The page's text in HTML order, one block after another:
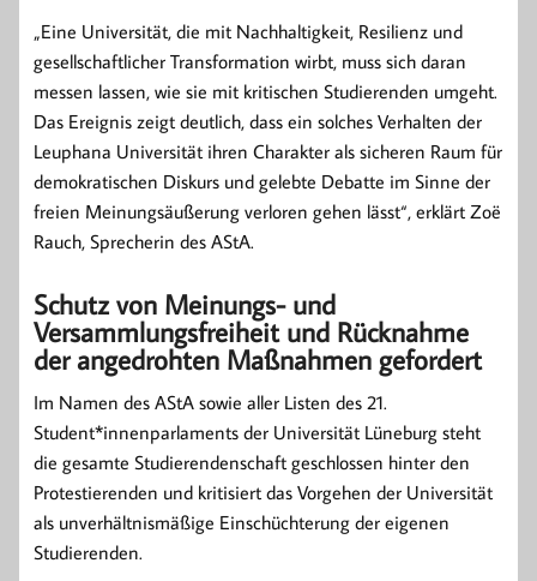
„Eine Universität, die mit Nachhaltigkeit, Resilienz und
gesellschaftlicher Transformation wirbt, muss sich daran
messen lassen, wie sie mit kritischen Studierenden umgeht.
Das Ereignis zeigt deutlich, dass ein solches Verhalten der
Leuphana Universität ihren Charakter als sicheren Raum für
demokratischen Diskurs und gelebte Debatte im Sinne der
freien Meinungsäußerung verloren gehen lässt“, erklärt Zoë
Rauch, Sprecherin des AStA.
Schutz von Meinungs- und
Versammlungsfreiheit und Rücknahme
der angedrohten Maßnahmen gefordert
Im Namen des AStA sowie aller Listen des 21.
Student*innenparlaments der Universität Lüneburg steht
die gesamte Studierendenschaft geschlossen hinter den
Protestierenden und kritisiert das Vorgehen der Universität
als unverhältnismäßige Einschüchterung der eigenen
Studierenden.